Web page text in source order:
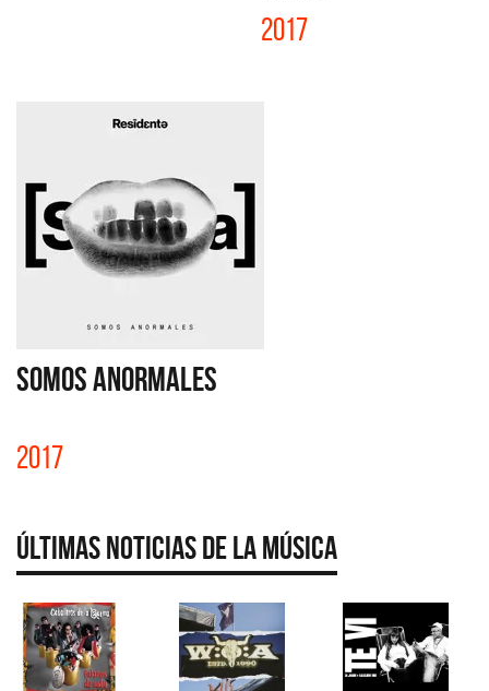
2017
SOMOS ANORMALES
2017
Últimas Noticias de la Música